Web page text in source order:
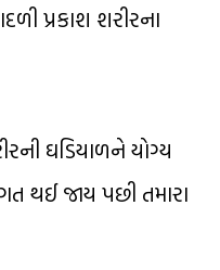
પ્રકાશ શરીરના
ઘડિયાળને યોગ્ય
થઈ જાય પછી તમારા